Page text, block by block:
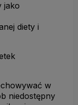
jako
diety i
w
niedostępny